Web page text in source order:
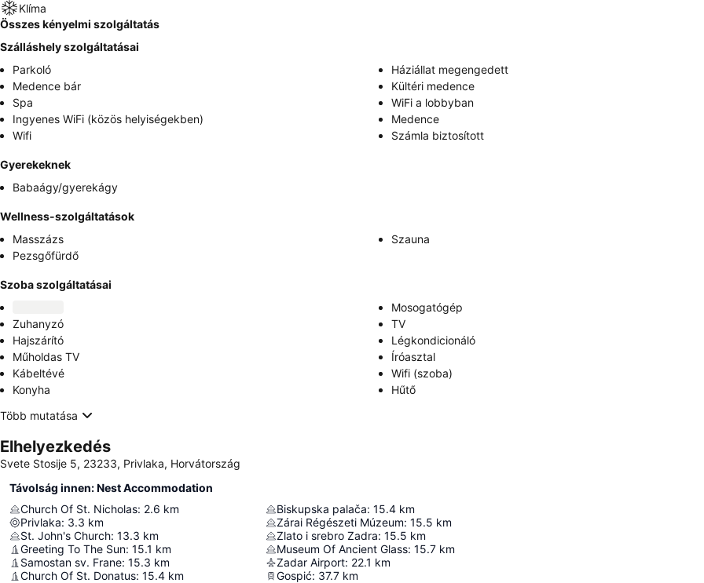
Klíma
Összes kényelmi szolgáltatás
Szálláshely szolgáltatásai
Parkoló
Háziállat megengedett
Medence bár
Kültéri medence
Spa
WiFi a lobbyban
Ingyenes WiFi (közös helyiségekben)
Medence
Wifi
Számla biztosított
Gyerekeknek
Babaágy/gyerekágy
Wellness-szolgáltatások
Masszázs
Szauna
Pezsgőfürdő
Szoba szolgáltatásai
Mosogatógép
Zuhanyzó
TV
Hajszárító
Légkondicionáló
Műholdas TV
Íróasztal
Kábeltévé
Wifi (szoba)
Konyha
Hűtő
Több mutatása
Elhelyezkedés
Svete Stosije 5, 23233, Privlaka, Horvátország
Távolság innen: Nest Accommodation
Church Of St. Nicholas: 2.6 km
Privlaka: 3.3 km
St. John's Church: 13.3 km
Greeting To The Sun: 15.1 km
Samostan sv. Frane: 15.3 km
Church Of St. Donatus: 15.4 km
Biskupska palača: 15.4 km
Zárai Régészeti Múzeum: 15.5 km
Zlato i srebro Zadra: 15.5 km
Museum Of Ancient Glass: 15.7 km
Zadar Airport: 22.1 km
Gospić: 37.7 km